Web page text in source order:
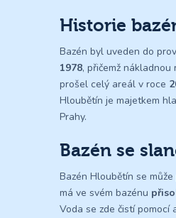
Historie
Bazén byl uveden do
1978, přičemž nákladnou
prošel celý areál v roce
Hloubětín je majetkem
Prahy.
Bazén se
Bazén Hloubětín se
má ve svém bazénu
Voda se zde čistí pomocí